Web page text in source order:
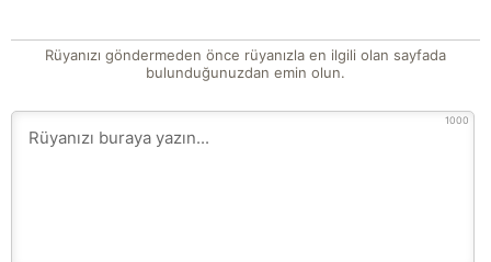
Rüyanızı göndermeden önce rüyanızla en ilgili olan sayfada
bulunduğunuzdan emin olun.
1000